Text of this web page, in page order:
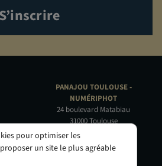
S’inscrire
PANAJOU TOULOUSE -
NUMÉRIPHOT
24 boulevard Matabiau
31000 Toulouse
05 62 73 32 60
PANAJOU NICE -
pour optimiser les
un site le plus agréable